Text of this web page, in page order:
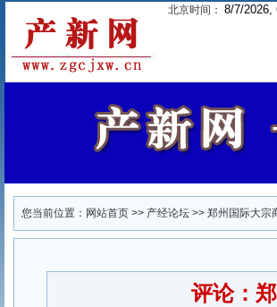
北京时间： 8/7/2026,
您当前位置： 网站首页 >> 产经论坛 >> 郑州国际大宗
评论：